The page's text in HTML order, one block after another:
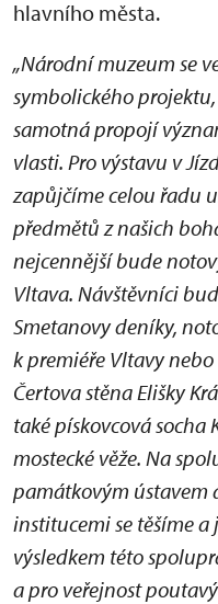
hlavního města.
„Národní muzeum se
symbolického
samotná propojí
vlasti. Pro výstavu v
zapůjčíme celou řadu
předmětů z našich
nejcennější bude
Vltava. Návštěvníci
Smetanovy deníky,
k premiéře Vltavy
Čertova stěna Elišky
také pískovcová socha
mostecké věže. Na
památkovým
institucemi se těšíme a
výsledkem této
a pro veřejnost